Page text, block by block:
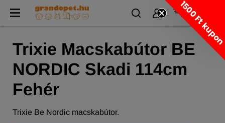
Trixie Macskabútor BE
NORDIC Skadi 114cm
Fehér
Trixie Be Nordic macskabútor.
1500 Ft